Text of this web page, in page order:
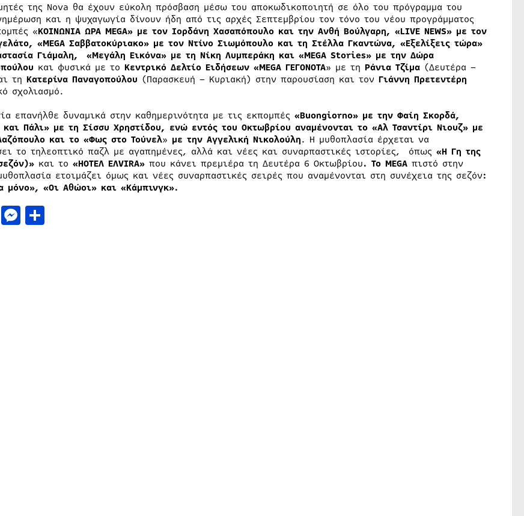
της Nova θα έχουν εύκολη πρόσβαση μέσω του αποκωδικοποιητή σε όλο του πρόγραμμα του
και η ψυχαγωγία δίνουν ήδη από τις αρχές Σεπτεμβρίου τον τόνο του νέου προγράμματος
«ΚΟΙΝΩΝΙΑ ΩΡΑ MEGA» με τον Ιορδάνη Χασαπόπουλο και την Ανθή Βούλγαρη, «LIVE NEWS» με τον
«MEGA Σαββατοκύριακο» με τον Ντίνο Σιωμόπουλο και τη Στέλλα Γκαντώνα, «Εξελίξεις τώρα»
Γιάμαλη, «Μεγάλη Εικόνα» με τη Νίκη Λυμπεράκη και «MEGA Stories» με την Δώρα
και φυσικά με το Κεντρικό Δελτίο Ειδήσεων «MEGA ΓΕΓΟΝΟΤΑ» με τη Ράνια Τζίμα(Δευτέρα –
τη Κατερίνα Παναγοπούλου (Παρασκευή – Κυριακή) στην παρουσίαση και τον Γιάννη Πρετεντέρη
σχολιασμό.
επανήλθε δυναμικά στην καθημερινότητα με τις εκπομπές «Buongiorno» με την Φαίη Σκορδά,
και Πάλι» με τη Σίσσυ Χρηστίδου, ενώ εντός του Οκτωβρίου αναμένονται το «Αλ Τσαντίρι Νιουζ» με
και το «Φως στο Τούνελ» με την Αγγελική Νικολούλη. Η μυθοπλασία έρχεται να
το τηλεοπτικό παζλ με αγαπημένες, αλλά και νέες και συναρπαστικές ιστορίες, όπως «Η Γη της
και το «HOTΕΛ ΕΛVIRA» που κάνει πρεμιέρα τη Δευτέρα 6 Οκτωβρίου. Το MEGA πιστό στην
ετοιμάζει όμως και νέες συναρπαστικές σειρές που αναμένονται στη συνέχεια της σεζόν:
μόνο», «Οι Αθώοι» και «Κάμπινγκ».
Messenger
Μοιραστείτε